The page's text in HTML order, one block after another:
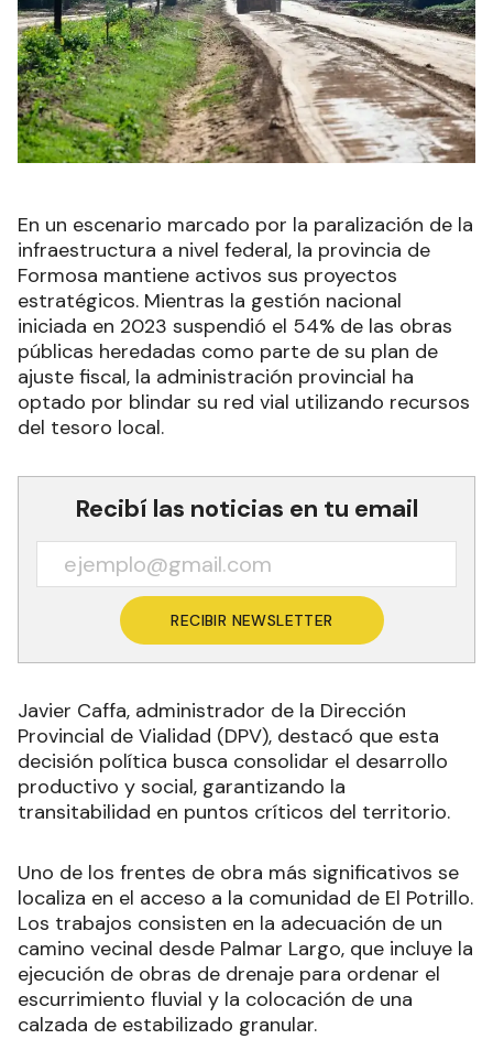
En un escenario marcado por la paralización de la
infraestructura a nivel federal, la provincia de
Formosa mantiene activos sus proyectos
estratégicos. Mientras la gestión nacional
iniciada en 2023 suspendió el 54% de las obras
públicas heredadas como parte de su plan de
ajuste fiscal, la administración provincial ha
optado por blindar su red vial utilizando recursos
del tesoro local.
Recibí las noticias en tu email
RECIBIR NEWSLETTER
Javier Caffa, administrador de la Dirección
Provincial de Vialidad (DPV), destacó que esta
decisión política busca consolidar el desarrollo
productivo y social, garantizando la
transitabilidad en puntos críticos del territorio.
Uno de los frentes de obra más significativos se
localiza en el acceso a la comunidad de El Potrillo.
Los trabajos consisten en la adecuación de un
camino vecinal desde Palmar Largo, que incluye la
ejecución de obras de drenaje para ordenar el
escurrimiento fluvial y la colocación de una
calzada de estabilizado granular.